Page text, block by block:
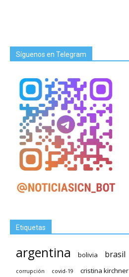
Síguenos en Telegram
Etiquetas
argentina bolivia brasil
corrupción covid-19 cristina kirchner